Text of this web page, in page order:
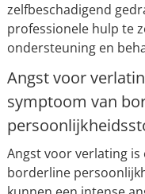
zelfbeschadigend
professionele hulp te
ondersteuning en
Angst voor
symptoom van
Angst voor verlating
borderline